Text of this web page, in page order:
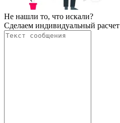
Не нашли то, что искали?
Сделаем индивидуальный расчет